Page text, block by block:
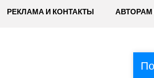
РЕКЛАМА И КОНТАКТЫ